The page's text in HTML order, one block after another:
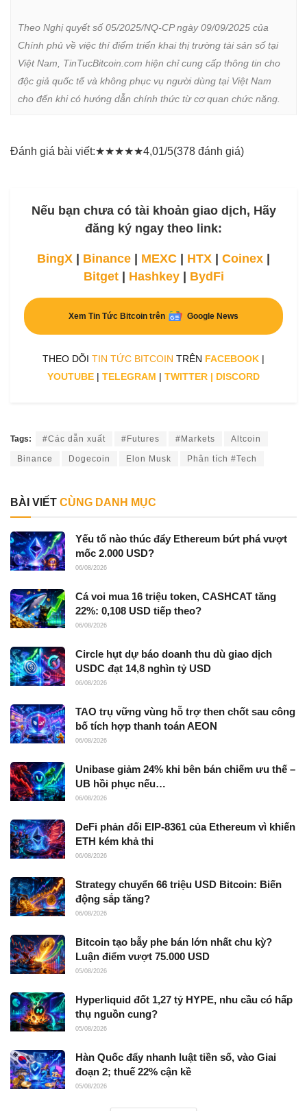
Theo Nghị quyết số 05/2025/NQ-CP ngày 09/09/2025 của
Chính phủ về việc thí điểm triển khai thị trường tài sản số tại
Việt Nam, TinTucBitcoin.com hiện chỉ cung cấp thông tin cho
độc giả quốc tế và không phục vụ người dùng tại Việt Nam
cho đến khi có hướng dẫn chính thức từ cơ quan chức năng.
Đánh giá bài viết:★★★★★4,01/5(378 đánh giá)
Nếu bạn chưa có tài khoản giao dịch, Hãy
đăng ký ngay theo link:
BingX Binance MEXC HTX Coinex
Bitget| Hashkey| BydFi
Xem Tin Tức Bitcoin trên Google News
THEO DÕI TIN TỨC BITCOIN TRÊN FACEBOOK |
YOUTUBE | TELEGRAM | TWITTER | DISCORD
Tags: #Các dẫn xuất #Futures #Markets Altcoin
Binance Dogecoin Elon Musk Phân tích #Tech
BÀI VIẾT CÙNG DANH MỤC
Yếu tố nào thúc đẩy Ethereum bứt phá vượt
mốc 2.000 USD?
06/08/2026
Cá voi mua 16 triệu token, CASHCAT tăng
22%: 0,108 USD tiếp theo?
06/08/2026
Circle hụt dự báo doanh thu dù giao dịch
USDC đạt 14,8 nghìn tỷ USD
06/08/2026
TAO trụ vững vùng hỗ trợ then chốt sau công
bố tích hợp thanh toán AEON
06/08/2026
Unibase giảm 24% khi bên bán chiếm ưu thế –
UB hồi phục nếu…
06/08/2026
DeFi phản đối EIP-8361 của Ethereum vì khiến
ETH kém khả thi
06/08/2026
Strategy chuyển 66 triệu USD Bitcoin: Biến
động sắp tăng?
06/08/2026
Bitcoin tạo bẫy phe bán lớn nhất chu kỳ?
Luận điểm vượt 75.000 USD
05/08/2026
Hyperliquid đốt 1,27 tỷ HYPE, nhu cầu có hấp
thụ nguồn cung?
05/08/2026
Hàn Quốc đẩy nhanh luật tiền số, vào Giai
đoạn 2; thuế 22% cận kề
05/08/2026